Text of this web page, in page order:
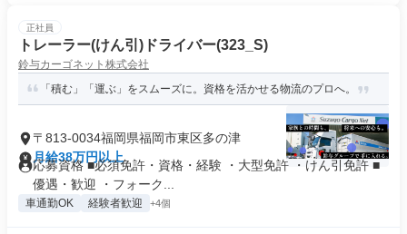
正社員
トレーラー(けん引)ドライバー(323_S)
鈴与カーゴネット株式会社
「積む」「運ぶ」をスムーズに。資格を活かせる物流のプロへ。
〒813-0034福岡県福岡市東区多の津
月給38万円以上
応募資格 ■必須免許・資格・経験 ・大型免許 ・けん引免許 ■
優遇・歓迎 ・フォーク...
車通勤OK 経験者歓迎 +4個